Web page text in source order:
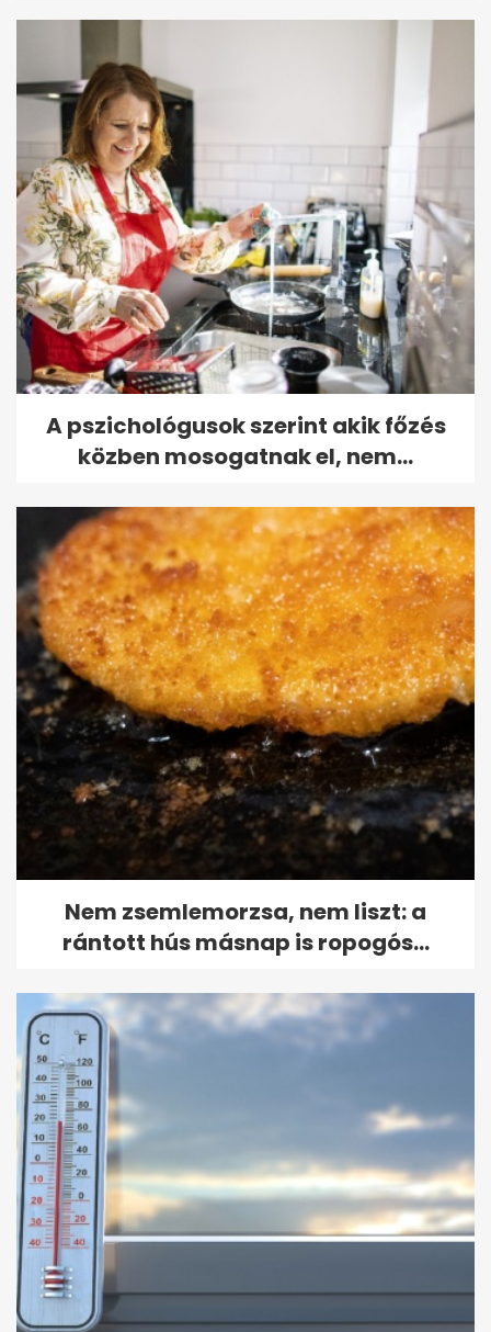
A pszichológusok szerint akik főzés
közben mosogatnak el, nem...
Nem zsemlemorzsa, nem liszt: a
rántott hús másnap is ropogós...